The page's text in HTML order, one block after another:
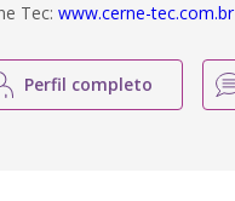
Tec:www.cerne-tec.com.br
Perfil completo